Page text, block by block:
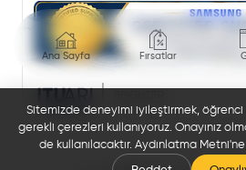
Ana Sayfa Fırsatlar
Sitemizde deneyimi iyileştirmek, öğrenci
gerekli çerezleri kullanıyoruz. Onayınız
de kullanılacaktır. Aydınlatma Metni'ne